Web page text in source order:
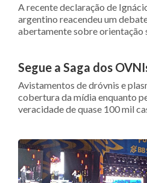
A recente declaração de
argentino reacendeu um
abertamente sobre orientação
Segue a Saga dos
Avistamentos de dróvnis e
cobertura da mídia enquanto
veracidade de quase 100 mil